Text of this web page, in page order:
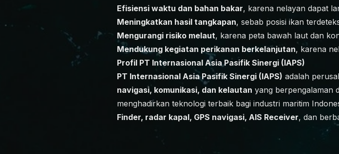
Efisiensi waktu dan bahan bakar, karena nelayan dapat
Meningkatkan hasil tangkapan, sebab posisi ikan
Mengurangi risiko melaut, karena peta bawah laut dan
Mendukung kegiatan perikanan berkelanjutan, karena
Profil PT Internasional Asia Pasifik Sinergi (IAPS)
PT Internasional Asia Pasifik Sinergi (IAPS) adalah
navigasi, komunikasi, dan kelautan yang berpengalaman
menghadirkan teknologi terbaik bagi industri maritim
Finder, radar kapal, GPS navigasi, AIS Receiver, dan